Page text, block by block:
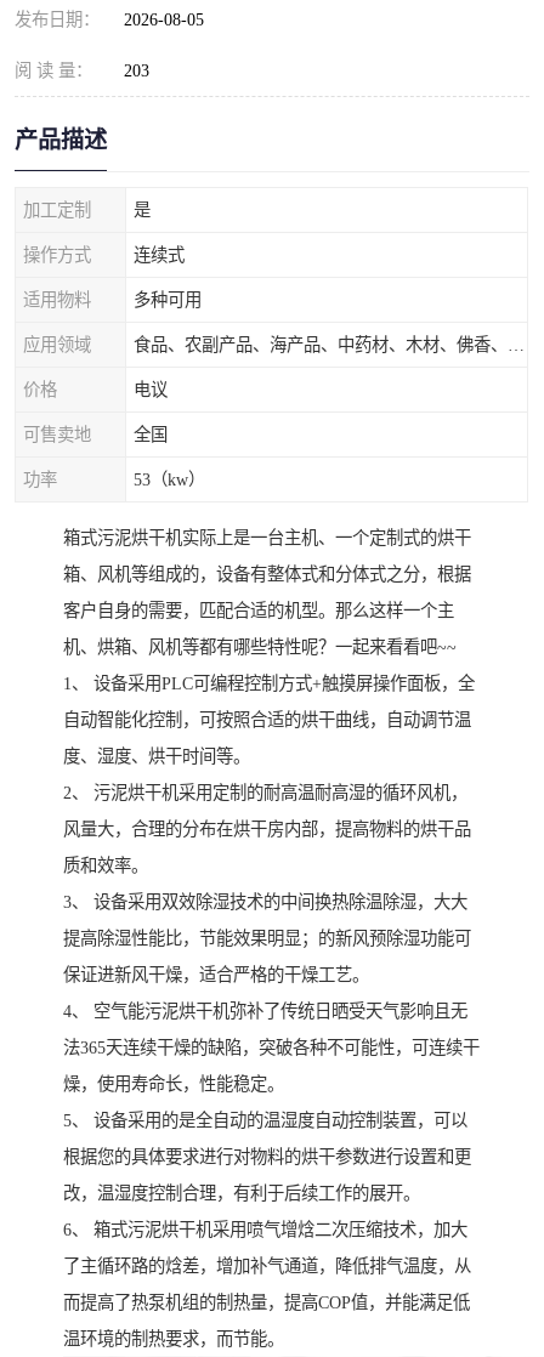
发布日期： 2026-08-05
阅 读 量： 203
产品描述
加工定制 是
操作方式 连续式
适用物料 多种可用
应用领域
价格 电议
可售卖地 全国
功率 53（kw）
箱式污泥烘干机实际上是一台主机、一个定制式的烘干
箱、风机等组成的，设备有整体式和分体式之分，根据
客户自身的需要，匹配合适的机型。那么这样一个主
机、烘箱、风机等都有哪些特性呢？一起来看看吧~~
1、 设备采用PLC可编程控制方式+触摸屏操作面板，全
自动智能化控制，可按照合适的烘干曲线，自动调节温
度、湿度、烘干时间等。
2、 污泥烘干机采用定制的耐高温耐高湿的循环风机，
风量大，合理的分布在烘干房内部，提高物料的烘干品
质和效率。
3、 设备采用双效除湿技术的中间换热除温除湿，大大
提高除湿性能比，节能效果明显；的新风预除湿功能可
保证进新风干燥，适合严格的干燥工艺。
4、 空气能污泥烘干机弥补了传统日晒受天气影响且无
法365天连续干燥的缺陷，突破各种不可能性，可连续干
燥，使用寿命长，性能稳定。
5、 设备采用的是全自动的温湿度自动控制装置，可以
根据您的具体要求进行对物料的烘干参数进行设置和更
改，温湿度控制合理，有利于后续工作的展开。
6、 箱式污泥烘干机采用喷气增焓二次压缩技术，加大
了主循环路的焓差，增加补气通道，降低排气温度，从
而提高了热泵机组的制热量，提高COP值，并能满足低
温环境的制热要求，而节能。